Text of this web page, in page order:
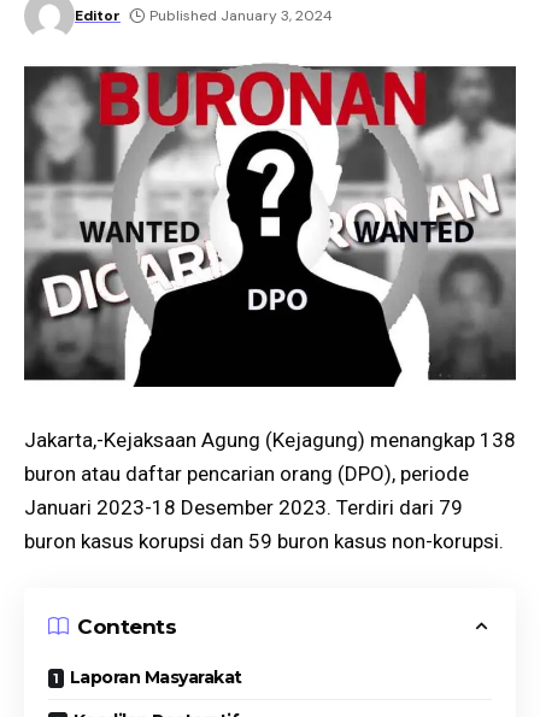
Editor Published January 3, 2024
Jakarta,-Kejaksaan Agung (Kejagung) menangkap 138
buron atau daftar pencarian orang (DPO), periode
Januari 2023-18 Desember 2023. Terdiri dari 79
buron kasus korupsi dan 59 buron kasus non-korupsi.
Contents
Laporan Masyarakat